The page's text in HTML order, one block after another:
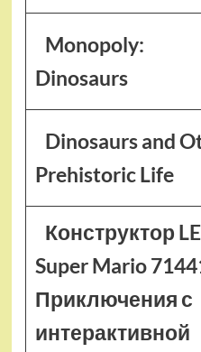
Monopoly:
Dinosaurs
Dinosaurs and
Prehistoric Life
Конструктор
Super Mario
Приключения с
интерактивной